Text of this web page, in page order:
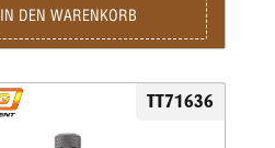
IN DEN WARENKORB
TT71636